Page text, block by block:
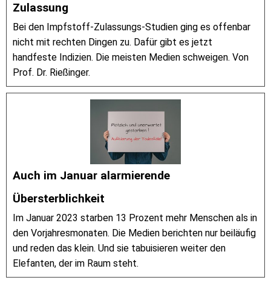
Zulassung
Bei den Impfstoff-Zulassungs-Studien ging es offenbar
nicht mit rechten Dingen zu. Dafür gibt es jetzt
handfeste Indizien. Die meisten Medien schweigen. Von
Prof. Dr. Rießinger.
Auch im Januar alarmierende
Übersterblichkeit
Im Januar 2023 starben 13 Prozent mehr Menschen als in
den Vorjahresmonaten. Die Medien berichten nur beiläufig
und reden das klein. Und sie tabuisieren weiter den
Elefanten, der im Raum steht.